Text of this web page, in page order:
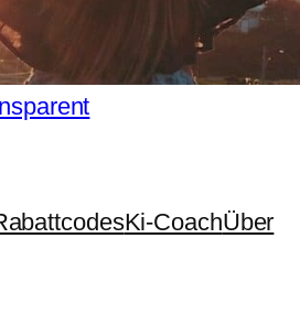
Ki-CoachÜber